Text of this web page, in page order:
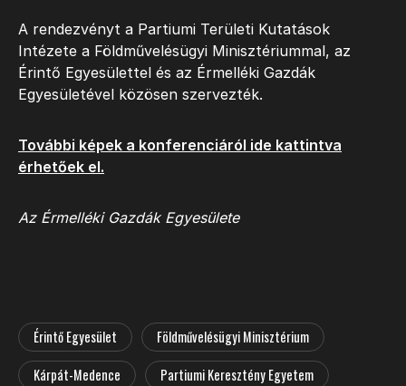
A rendezvényt a Partiumi Területi Kutatások
Intézete a Földművelésügyi Minisztériummal, az
Érintő Egyesülettel és az Érmelléki Gazdák
Egyesületével közösen szervezték.
További képek a konferenciáról ide kattintva
érhetőek el.
Az Érmelléki Gazdák Egyesülete
Érintő Egyesület
Földművelésügyi Minisztérium
Kárpát-Medence
Partiumi Keresztény Egyetem